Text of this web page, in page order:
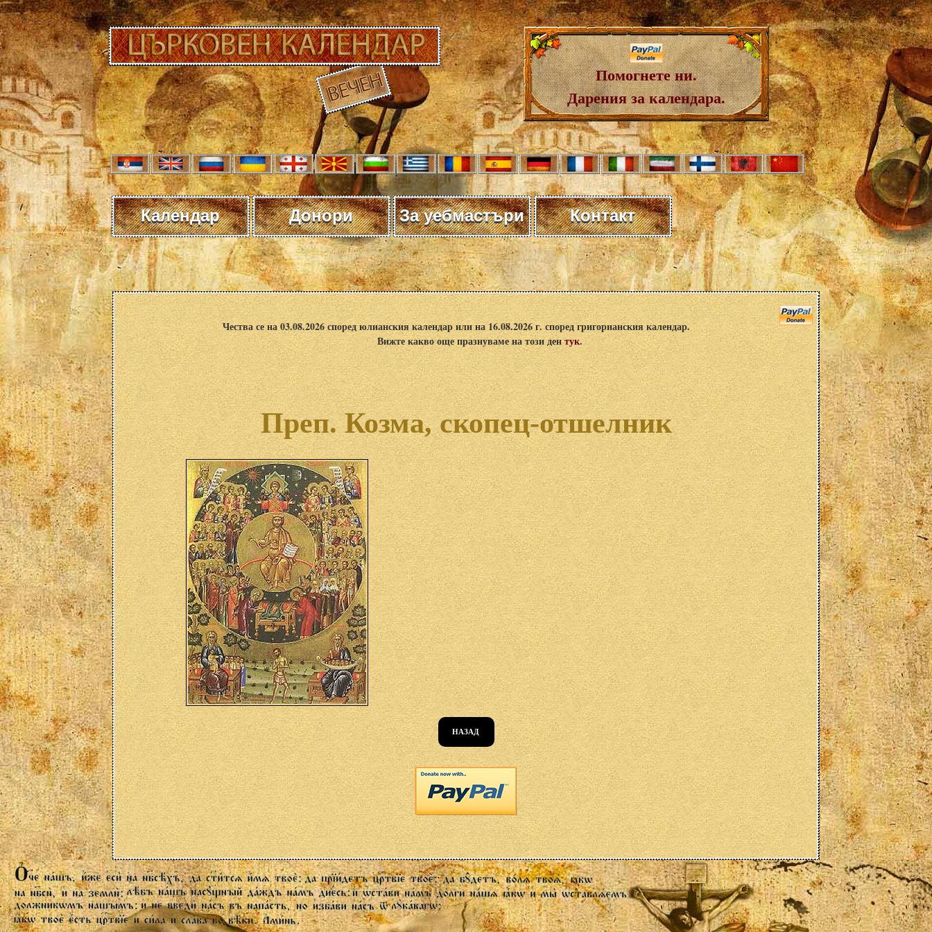
Помогнете ни.
Дарения за календара.
Календар Донори За уебмастъри Контакт
Чества се на 03.08.2026 според юлианския календар или на 16.08.2026 г. според григорианския календар.
Вижте какво още празнуваме на този дентук.
Преп. Козма, скопец-отшелник
НАЗАД